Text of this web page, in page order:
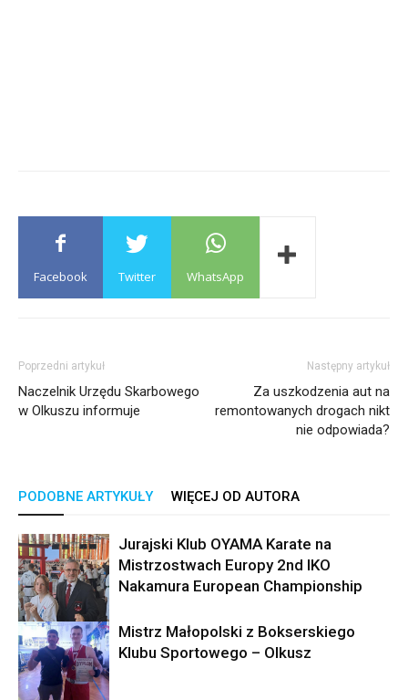
Facebook Twitter WhatsApp
Poprzedni artykuł
Naczelnik Urzędu Skarbowego
w Olkuszu informuje
Następny artykuł
Za uszkodzenia aut na
remontowanych drogach nikt
nie odpowiada?
PODOBNE ARTYKUŁY WIĘCEJ OD AUTORA
Aktualności
Jurajski Klub OYAMA Karate na
Mistrzostwach Europy 2nd IKO
Nakamura European Championship
Mistrz Małopolski z Bokserskiego
Klubu Sportowego – Olkusz